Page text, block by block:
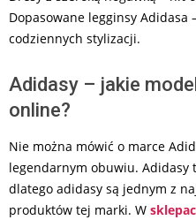
Dopasowane legginsy
codziennych stylizacji.
Adidasy – jakie
online?
Nie można mówić o marce
legendarnym obuwiu. Adidasy
dlatego adidasy są jednym z
produktów tej marki. W